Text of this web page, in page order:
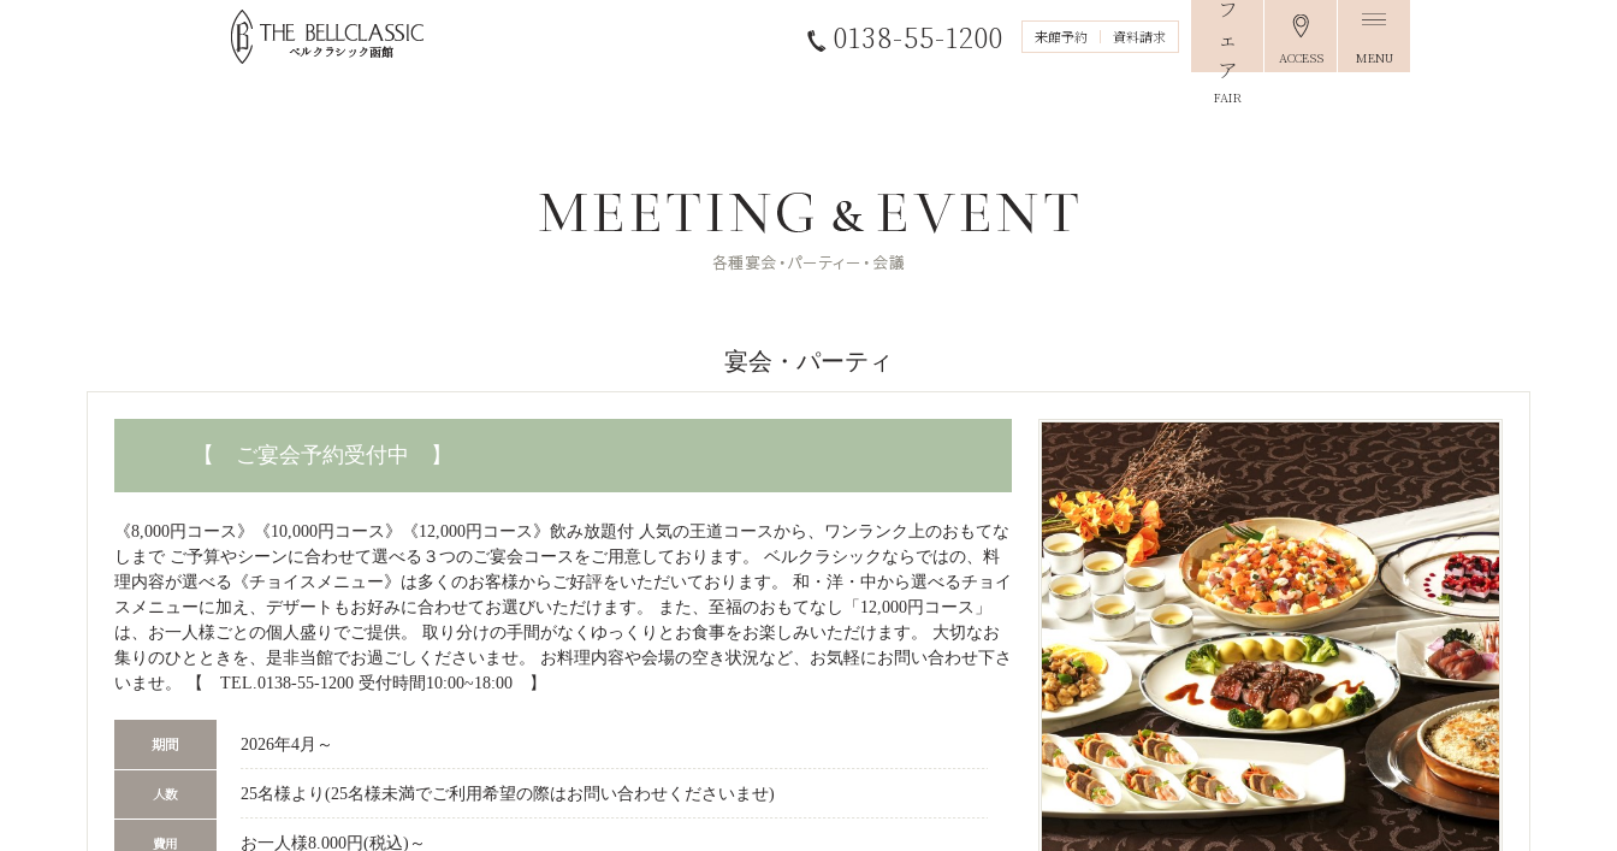
0138-55-1200 来館予約 資料請求
FAIR
ACCESS MENU
宴会・パーティ
【 ご宴会予約受付中 】
《8,000円コース》《10,000円コース》《12,000円コース》飲み放題付 人気の王道コースから、ワンランク上のおもてな
しまで ご予算やシーンに合わせて選べる３つのご宴会コースをご用意しております。 ベルクラシックならではの、料
理内容が選べる《チョイスメニュー》は多くのお客様からご好評をいただいております。 和・洋・中から選べるチョイ
スメニューに加え、デザートもお好みに合わせてお選びいただけます。 また、至福のおもてなし「12,000円コース」
は、お一人様ごとの個人盛りでご提供。 取り分けの手間がなくゆっくりとお食事をお楽しみいただけます。 大切なお
集りのひとときを、是非当館でお過ごしくださいませ。 お料理内容や会場の空き状況など、お気軽にお問い合わせ下さ
いませ。 【 TEL.0138-55-1200 受付時間10:00~18:00 】
2026年4月～
25名様より(25名様未満でご利用希望の際はお問い合わせくださいませ)
お一人様8.000円(税込)～